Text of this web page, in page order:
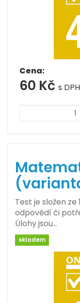
Cena:
60 Kč s DPH
Test je složen
odpovědí či
Úlohy jsou…
skladem